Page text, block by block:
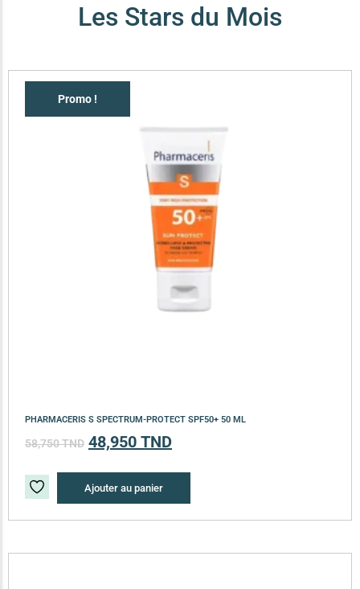
Les Stars du Mois
Promo !
PHARMACERIS S SPECTRUM-PROTECT SPF50+ 50 ML
58,750TND 48,950 TND
Ajouter au panier